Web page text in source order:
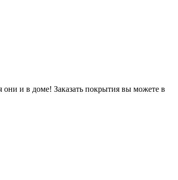
и в доме! Заказать покрытия вы можете в